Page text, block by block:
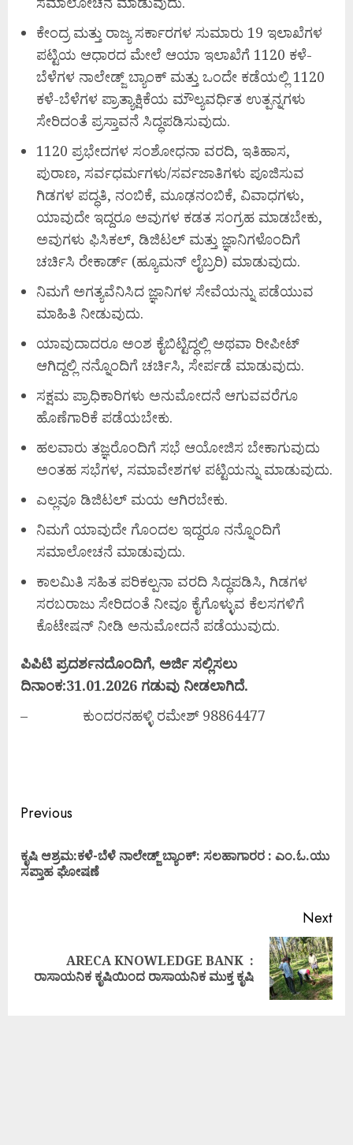
ಕೇಂದ್ರ ಮತ್ತು ರಾಜ್ಯ ಸರ್ಕಾರಗಳ ಸುಮಾರು 19 ಇಲಾಖೆಗಳ
ಪಟ್ಟಿಯ ಆಧಾರದ ಮೇಲೆ ಆಯಾ ಇಲಾಖೆಗೆ 1120 ಕಳೆ-
ಬೆಳೆಗಳ ನಾಲೇಡ್ಜ್ ಬ್ಯಾಂಕ್ ಮತ್ತು ಒಂದೇ ಕಡೆಯಲ್ಲಿ 1120
ಕಳೆ-ಬೆಳೆಗಳ ಪ್ರಾತ್ಯಾಕ್ಷಿಕೆಯ ಮೌಲ್ಯವರ್ಧಿತ ಉತ್ಪನ್ನಗಳು
ಸೇರಿದಂತೆ ಪ್ರಸ್ತಾವನೆ ಸಿದ್ಧಪಡಿಸುವುದು.
1120 ಪ್ರಭೇದಗಳ ಸಂಶೋಧನಾ ವರದಿ, ಇತಿಹಾಸ,
ಪುರಾಣ, ಸರ್ವಧರ್ಮಗಳು/ಸರ್ವಜಾತಿಗಳು ಪೂಜಿಸುವ
ಗಿಡಗಳ ಪದ್ಧತಿ, ನಂಬಿಕೆ, ಮೂಢನಂಬಿಕೆ, ವಿವಾಧಗಳು,
ಯಾವುದೇ ಇದ್ದರೂ ಅವುಗಳ ಕಡತ ಸಂಗ್ರಹ ಮಾಡಬೇಕು,
ಅವುಗಳು ಫಿಸಿಕಲ್, ಡಿಜಿಟಲ್ ಮತ್ತು ಜ್ಞಾನಿಗಳೊಂದಿಗೆ
ಚರ್ಚಿಸಿ ರೇಕಾರ್ಡ್ (ಹ್ಯೂಮನ್ ಲೈಬ್ರರಿ) ಮಾಡುವುದು.
ನಿಮಗೆ ಅಗತ್ಯವೆನಿಸಿದ ಜ್ಞಾನಿಗಳ ಸೇವೆಯನ್ನು ಪಡೆಯುವ
ಮಾಹಿತಿ ನೀಡುವುದು.
ಯಾವುದಾದರೂ ಅಂಶ ಕೈಬಿಟ್ಟಿದ್ಧಲ್ಲಿ ಅಥವಾ ರೀಪೀಟ್
ಆಗಿದ್ದಲ್ಲಿ ನನ್ನೊಂದಿಗೆ ಚರ್ಚಿಸಿ, ಸೇರ್ಪಡೆ ಮಾಡುವುದು.
ಸಕ್ಷಮ ಪ್ರಾಧಿಕಾರಿಗಳು ಅನುಮೋದನೆ ಆಗುವವರೆಗೂ
ಹೊಣೆಗಾರಿಕೆ ಪಡೆಯಬೇಕು.
ಹಲವಾರು ತಜ್ಞರೊಂದಿಗೆ ಸಭೆ ಆಯೋಜಿಸ ಬೇಕಾಗುವುದು
ಅಂತಹ ಸಭೆಗಳ, ಸಮಾವೇಶಗಳ ಪಟ್ಟಿಯನ್ನು ಮಾಡುವುದು.
ಎಲ್ಲವೂ ಡಿಜಿಟಲ್ ಮಯ ಆಗಿರಬೇಕು.
ನಿಮಗೆ ಯಾವುದೇ ಗೊಂದಲ ಇದ್ದರೂ ನನ್ನೊಂದಿಗೆ
ಸಮಾಲೋಚನೆ ಮಾಡುವುದು.
ಕಾಲಮಿತಿ ಸಹಿತ ಪರಿಕಲ್ಪನಾ ವರದಿ ಸಿದ್ಧಪಡಿಸಿ, ಗಿಡಗಳ
ಸರಬರಾಜು ಸೇರಿದಂತೆ ನೀವೂ ಕೈಗೊಳ್ಳುವ ಕೆಲಸಗಳಿಗೆ
ಕೊಟೇಷನ್ ನೀಡಿ ಅನುಮೋದನೆ ಪಡೆಯುವುದು.
ಪಿಪಿಟಿ ಪ್ರದರ್ಶನದೊಂದಿಗೆ, ಅರ್ಜಿ ಸಲ್ಲಿಸಲು
ದಿನಾಂಕ:31.01.2026 ಗಡುವು ನೀಡಲಾಗಿದೆ.
– ಕುಂದರನಹಳ್ಳಿ ರಮೇಶ್ 98864477
Previous
ಕೃಷಿ ಆಶ್ರಮ:ಕಳೆ-ಬೆಳೆ ನಾಲೇಡ್ಜ್ ಬ್ಯಾಂಕ್: ಸಲಹಾಗಾರರ : ಎಂ.ಓ.ಯು
ಸಪ್ತಾಹ ಘೋಷಣೆ
Next
ARECA KNOWLEDGE BANK :
ರಾಸಾಯನಿಕ ಕೃಷಿಯಿಂದ ರಾಸಾಯನಿಕ ಮುಕ್ತ ಕೃಷಿ